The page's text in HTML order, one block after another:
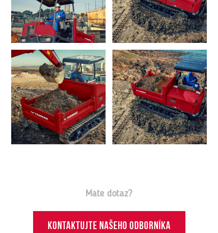
Máte dotaz?
Kontaktujte našeho odborníka